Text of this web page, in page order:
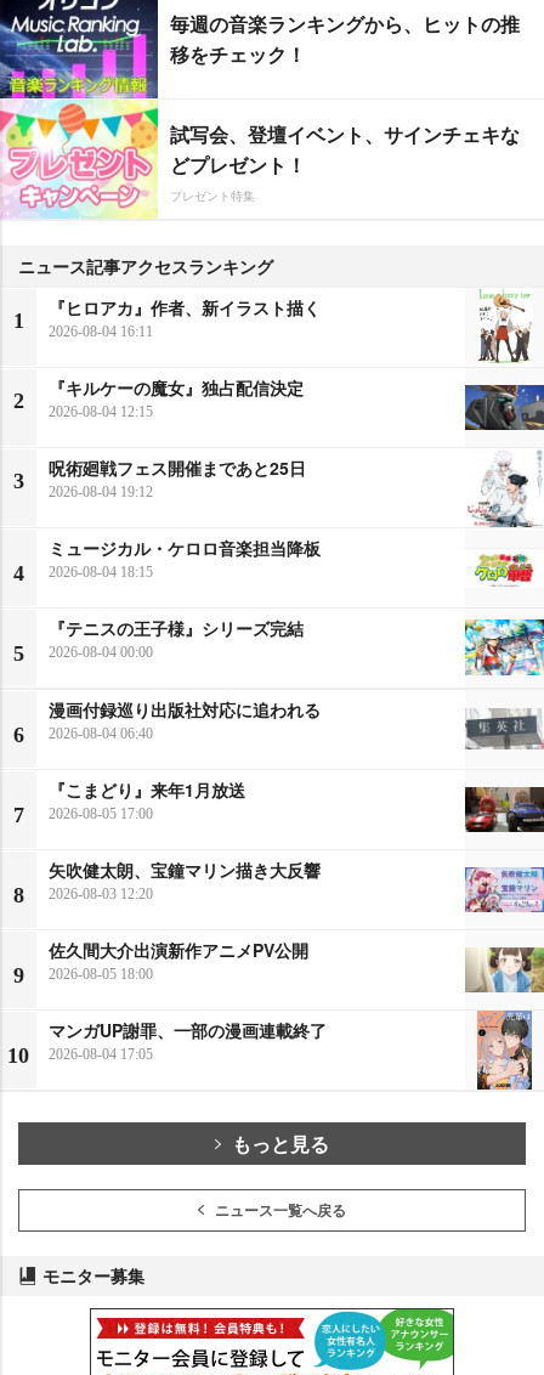
毎週の音楽ランキングから、ヒットの推
移をチェック！
試写会、登壇イベント、サインチェキな
どプレゼント！
プレゼント特集
ニュース記事アクセスランキング
1
『ヒロアカ』作者、新イラスト描く
2026-08-04 16:11
2
『キルケーの魔女』独占配信決定
2026-08-04 12:15
3
呪術廻戦フェス開催まであと25日
2026-08-04 19:12
4
ミュージカル・ケロロ音楽担当降板
2026-08-04 18:15
5
『テニスの王子様』シリーズ完結
2026-08-04 00:00
6
漫画付録巡り出版社対応に追われる
2026-08-04 06:40
7
『こまどり』来年1月放送
2026-08-05 17:00
8
矢吹健太朗、宝鐘マリン描き大反響
2026-08-03 12:20
9
佐久間大介出演新作アニメPV公開
2026-08-05 18:00
10
マンガUP謝罪、一部の漫画連載終了
2026-08-04 17:05
もっと見る
ニュース一覧へ戻る
モニター募集